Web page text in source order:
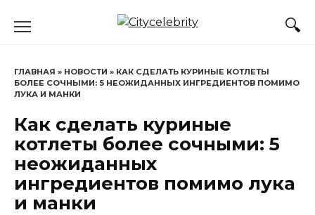
ГЛАВНАЯ » НОВОСТИ » КАК СДЕЛАТЬ КУРИНЫЕ КОТЛЕТЫ
БОЛЕЕ СОЧНЫМИ: 5 НЕОЖИДАННЫХ ИНГРЕДИЕНТОВ ПОМИМО
ЛУКА И МАНКИ
Как сделать куриные
котлеты более сочными: 5
неожиданных
ингредиентов помимо лука
и манки